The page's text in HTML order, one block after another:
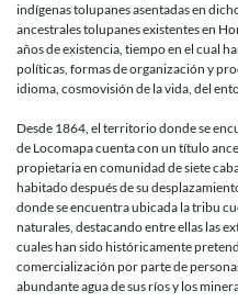
indígenas tolupanes asentadas en
ancestrales tolupanes existentes en
años de existencia, tiempo en el cual
políticas, formas de organización y
idioma, cosmovisión de la vida, del
Desde 1864, el territorio donde se
de Locomapa cuenta con un título
propietaria en comunidad de siete
habitado después de su
donde se encuentra ubicada la tribu
naturales, destacando entre ellas las
cuales han sido históricamente
comercialización por parte de
abundante agua de sus ríos y los